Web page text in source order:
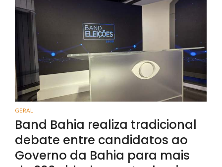
GERAL
Band Bahia realiza tradicional
debate entre candidatos ao
Governo da Bahia para mais